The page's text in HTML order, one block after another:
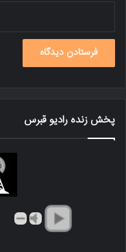
پخش زنده رادیو قبرس